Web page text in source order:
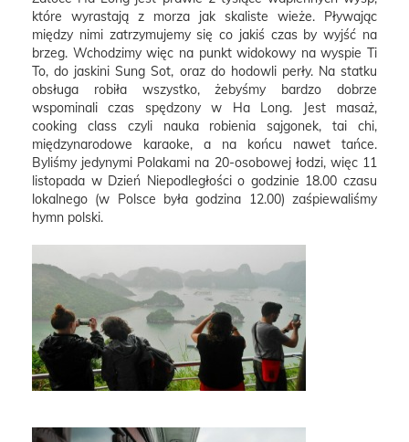
które wyrastają z morza jak skaliste wieże. Pływając
między nimi zatrzymujemy się co jakiś czas by wyjść na
brzeg. Wchodzimy więc na punkt widokowy na wyspie Ti
To, do jaskini Sung Sot, oraz do hodowli perły. Na statku
obsługa robiła wszystko, żebyśmy bardzo dobrze
wspominali czas spędzony w Ha Long. Jest masaż,
cooking class czyli nauka robienia sajgonek, tai chi,
międzynarodowe karaoke, a na końcu nawet tańce.
Byliśmy jedynymi Polakami na 20-osobowej łodzi, więc 11
listopada w Dzień Niepodległości o godzinie 18.00 czasu
lokalnego (w Polsce była godzina 12.00) zaśpiewaliśmy
hymn polski.